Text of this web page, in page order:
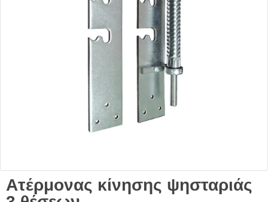
Ατέρμονας κίνησης ψησταριάς